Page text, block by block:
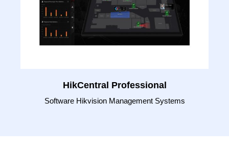
HikCentral Professional
Software Hikvision Management Systems